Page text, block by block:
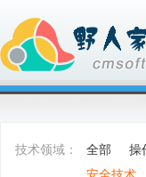
技术领域： 全部 操